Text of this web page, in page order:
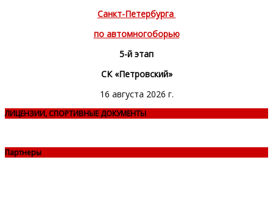
Санкт-Петербурга
по автомногоборью
5-й этап
СК «Петровский»
16 августа 2026 г.
ЛИЦЕНЗИИ, СПОРТИВНЫЕ ДОКУМЕНТЫ
Партнеры